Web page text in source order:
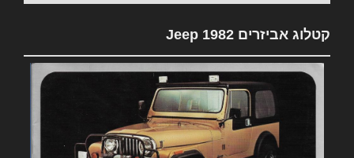
קטלוג אביזרים 1982 Jeep